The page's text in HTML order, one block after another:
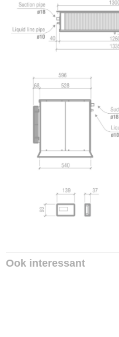
Ook interessant